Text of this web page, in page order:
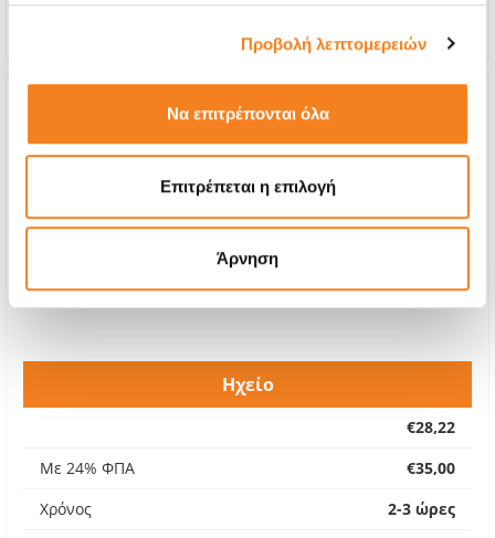
Προβολή λεπτομερειών
Να επιτρέπονται όλα
Επιτρέπεται η επιλογή
Άρνηση
Ηχείο
€28,22
Με 24% ΦΠΑ
€35,00
Χρόνος
2-3 ώρες